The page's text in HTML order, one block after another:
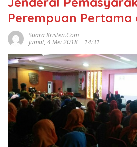
Perempuan Pertama
Suara Kristen.com
Jumat, 4 Mei 2018 | 14:31